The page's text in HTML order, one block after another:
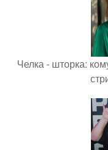
Челка - шторка: